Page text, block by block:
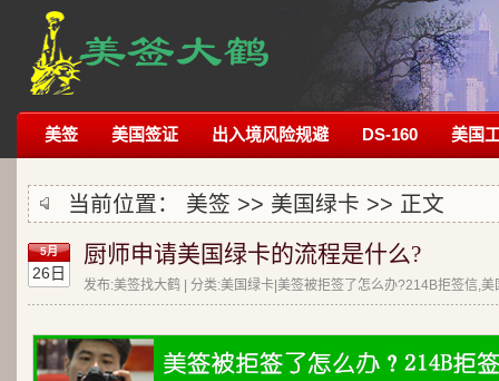
美签 美国签证 出入境风险规避 DS-160 美国
当前位置： 美签 >> 美国绿卡 >> 正文
5月
26日
厨师申请美国绿卡的流程是什么?
发布:美签找大鹤 | 分类:美国绿卡|美签被拒签了怎么办?214B拒签信,